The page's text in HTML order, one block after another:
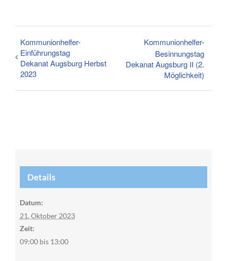
Kommunionhelfer-
Einführungstag
Dekanat Augsburg Herbst
2023
Kommunionhelfer-
Besinnungstag
Dekanat Augsburg II (2.
Möglichkeit)
Details
Datum:
21. Oktober 2023
Zeit:
09:00 bis 13:00